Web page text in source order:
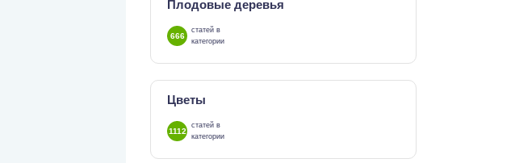
Плодовые деревья
666
статей в
категории
Цветы
1112
статей в
категории